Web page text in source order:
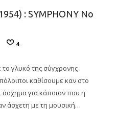
: SYMPHONY No
4
γλυκό της σύγχρονης
καθίσουμε καν στο
άσχημα για κάποιον που η
άσχετη με τη μουσική…